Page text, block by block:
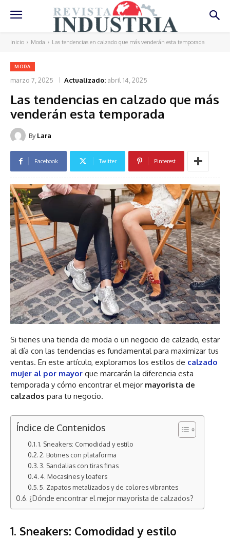
Inicio Moda Las tendencias en calzado que más venderán esta temporada
MODA
marzo 7, 2025 Actualizado: abril 14, 2025
Las tendencias en calzado que más
venderán esta temporada
By Lara
Facebook Twitter Pinterest
Si tienes una tienda de moda o un negocio de calzado, estar
al día con las tendencias es fundamental para maximizar tus
ventas. En este artículo, exploramos los estilos de calzado
mujer al por mayor que marcarán la diferencia esta
temporada y cómo encontrar el mejor mayorista de
calzados para tu negocio.
Índice de Contenidos
1. Sneakers: Comodidad y estilo
2. Botines con plataforma
3. Sandalias con tiras finas
4. Mocasines y loafers
5. Zapatos metalizados y de colores vibrantes
¿Dónde encontrar el mejor mayorista de calzados?
1. Sneakers: Comodidad y estilo